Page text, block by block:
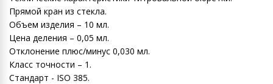
Прямой кран из стекла.
Объем изделия – 10 мл.
Цена деления – 0,05 мл.
Отклонение плюс/минус 0,030 мл.
Класс точности – 1.
Стандарт - ISO 385.